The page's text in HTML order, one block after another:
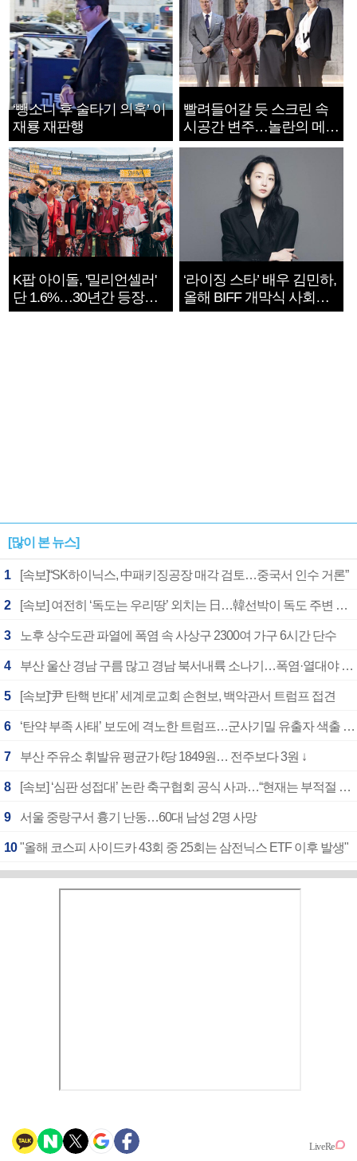
‘뺑소니 후 술타기 의혹’ 이
재룡 재판행
빨려들어갈 듯 스크린 속
시공간 변주…놀란의 메시
지는 ‘전쟁 속죄’
K팝 아이돌, '밀리언셀러'
단 1.6%…30년간 등장
1182개팀 전수조사
‘라이징 스타’ 배우 김민하,
올해 BIFF 개막식 사회자
확정
[많이 본 뉴스]
1 [속보]“SK하이닉스, 中패키징공장 매각 검토…중국서 인수 거론”
2 [속보] 여전히 ‘독도는 우리땅’ 외치는 日…韓선박이 독도 주변 해양조사 활동하자 반발
3 노후 상수도관 파열에 폭염 속 사상구 2300여 가구 6시간 단수
4 부산 울산 경남 구름 많고 경남 북서내륙 소나기…폭염·열대야 계속
5 [속보]‘尹 탄핵 반대’ 세계로교회 손현보, 백악관서 트럼프 접견
6 ‘탄약 부족 사태’ 보도에 격노한 트럼프…군사기밀 유출자 색출 지시
7 부산 주유소 휘발유 평균가 ℓ당 1849원… 전주보다 3원 ↓
8 [속보] ‘심판 성접대’ 논란 축구협회 공식 사과…“현재는 부적절 행위 없어”
9 서울 중랑구서 흉기 난동…60대 남성 2명 사망
10 "올해 코스피 사이드카 43회 중 25회는 삼전닉스 ETF 이후 발생"